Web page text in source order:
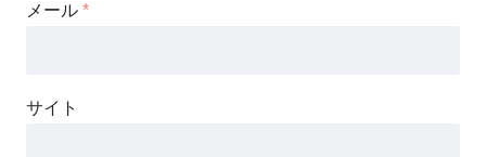
メール *
サイト